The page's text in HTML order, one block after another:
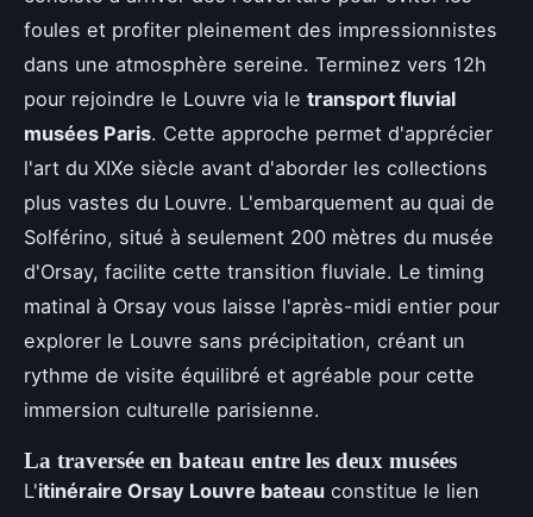
foules et profiter pleinement des impressionnistes
dans une atmosphère sereine. Terminez vers 12h
pour rejoindre le Louvre via le transport fluvial
musées Paris. Cette approche permet d'apprécier
l'art du XIXe siècle avant d'aborder les collections
plus vastes du Louvre. L'embarquement au quai de
Solférino, situé à seulement 200 mètres du musée
d'Orsay, facilite cette transition fluviale. Le timing
matinal à Orsay vous laisse l'après-midi entier pour
explorer le Louvre sans précipitation, créant un
rythme de visite équilibré et agréable pour cette
immersion culturelle parisienne.
La traversée en bateau entre les deux musées
L'itinéraire Orsay Louvre bateau constitue le lien